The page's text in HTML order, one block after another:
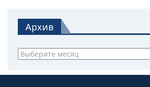
Архив
Архив